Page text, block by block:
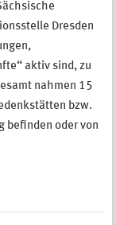
Dresden
aktiv sind, zu
nahmen 15
bzw.
befinden oder von